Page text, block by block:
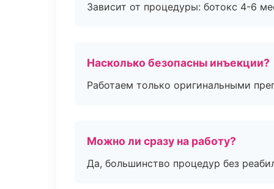
Зависит от процедуры: ботокс 4-6
Насколько безопасны инъекции?
Работаем только оригинальными
Можно ли сразу на работу?
Да, большинство процедур без